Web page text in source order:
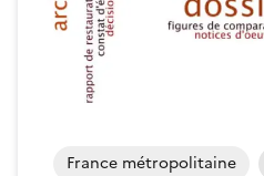
France métropolitaine